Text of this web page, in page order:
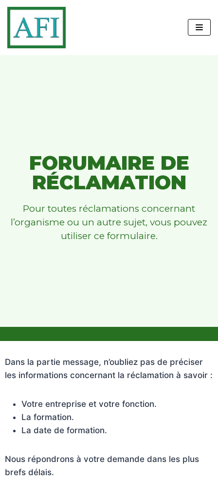
Aller
au
contenu
FORUMAIRE DE
RÉCLAMATION
Pour toutes réclamations concernant
l’organisme ou un autre sujet, vous pouvez
utiliser ce formulaire.
Dans la partie message, n’oubliez pas de préciser
les informations concernant la réclamation à savoir :
Votre entreprise et votre fonction.
La formation.
La date de formation.
Nous répondrons à votre demande dans les plus
brefs délais.